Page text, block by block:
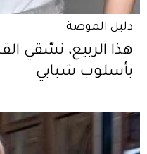
دليل الموضة
هذا الربيع، نسّقي
بأسلوب شبابي